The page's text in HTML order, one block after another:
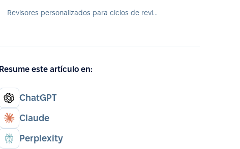
Revisores personalizados para ciclos de revisión
Resume este artículo en:
ChatGPT
Claude
Perplexity